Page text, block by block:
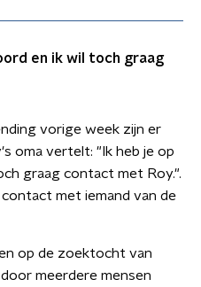
en ik wil toch graag
vorige week zijn er
oma vertelt: "Ik heb je op
graag contact met Roy.".
met iemand van de
op de zoektocht van
meerdere mensen